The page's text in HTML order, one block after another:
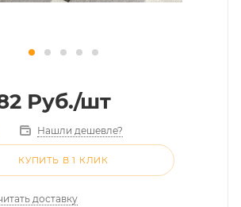
Руб./шт
Нашли дешевле?
КУПИТЬ В 1 КЛИК
доставку